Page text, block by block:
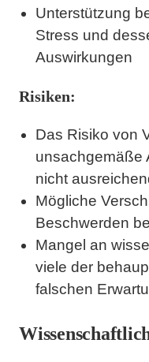
Unterstützung
Stress und
Auswirkungen
Risiken:
Das Risiko von
unsachgemäße
nicht
Mögliche
Beschwerden
Mangel an
viele der
falschen